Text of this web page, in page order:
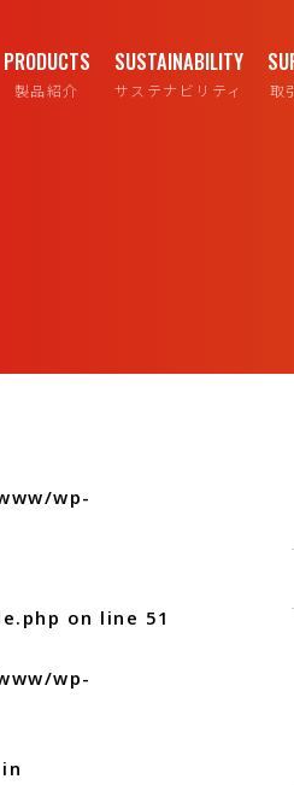
PRODUCTS
製品紹介
SUSTAINABILITY
サステナビリティ 取
wp-
on line 51
wp-